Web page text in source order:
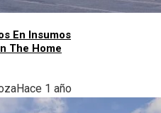
En Insumos
The Home
Hace 1 año